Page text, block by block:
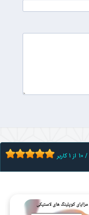
10 / از 1کاربر